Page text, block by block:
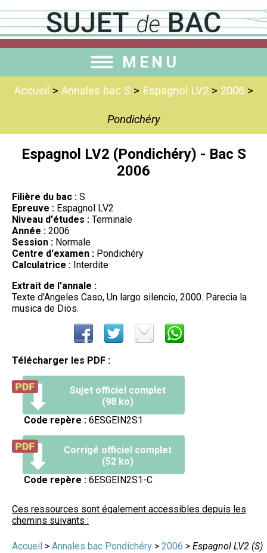
MENU
Accueil > Annales bac S> Espagnol LV2> 2006>
Pondichéry
Espagnol LV2 (Pondichéry) - Bac S
2006
Filière du bac : S
Epreuve : Espagnol LV2
Niveau d'études : Terminale
Année : 2006
Session : Normale
Centre d'examen : Pondichéry
Calculatrice : Interdite
Extrait de l'annale :
Texte d'Angeles Caso, Un largo silencio, 2000. Parecia la
musica de Dios.
Télécharger les PDF :
Sujet officiel complet
(98 ko)
Code repère : 6ESGEIN2S1
Corrigé officiel complet
(52 ko)
Code repère : 6ESGEIN2S1-C
Ces ressources sont également accessibles depuis les
chemins suivants :
Accueil > Annales bac Pondichéry > 2006 > Espagnol LV2 (S)